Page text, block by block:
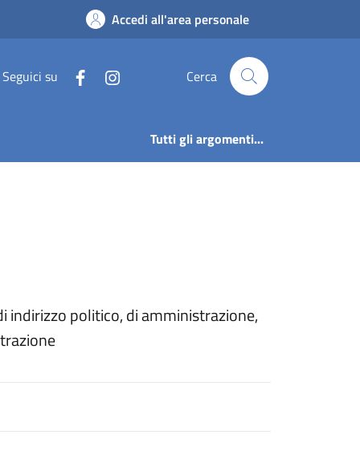
di Saviore
Accedi all'area personale
Seguici su Cerca
Tutti gli argomenti...
politico, di amministrazione,